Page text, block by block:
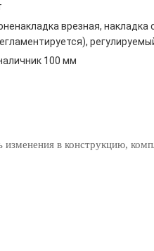
врезная,
100 мм
в конструкцию,